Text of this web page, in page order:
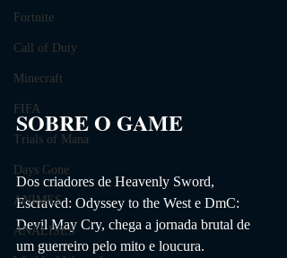
Fortnite
Call of Duty
Minecraft
FIFA
Trials of Mana
Days Gone
ANIMES
ANÁLISES
SOBRE O GAME
Dos criadores de Heavenly Sword,
Escraved: Odyssey to the West e DmC:
Devil May Cry, chega a jornada brutal de
um guerreiro pelo mito e loucura.